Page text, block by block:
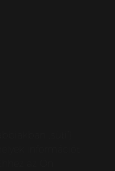
„süti”)
információt
az Ön